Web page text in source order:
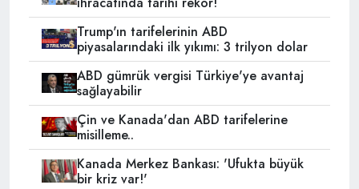
Trump'ın tarifelerinin ABD
piyasalarındaki ilk yıkımı: 3 trilyon dolar
ABD gümrük vergisi Türkiye'ye avantaj
sağlayabilir
Çin ve Kanada'dan ABD tarifelerine
misilleme..
Kanada Merkez Bankası: 'Ufukta büyük
bir kriz var!'